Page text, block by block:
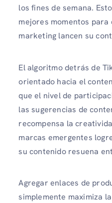
los fines de semana.
mejores momentos
marketing lancen su
El algoritmo detrás de
orientado hacia el
que el nivel de
las sugerencias de
recompensa la
marcas emergentes
su contenido resuena
Agregar enlaces de
simplemente maximiza